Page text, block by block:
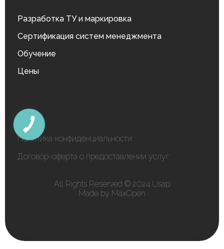
Разработка ТУ и маркировка
Сертификация систем менеджмента
Обучение
Цены
All Rights Reserved © 2024 Usap
Made by MaxOpen
Политика конфиденциальности
Договор-оферта о предоставлении услуг
КНОПКА
ЗВ'ЯЗКУ